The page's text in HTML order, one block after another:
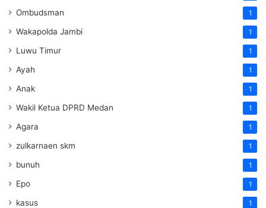
Ombudsman 1
Wakapolda Jambi 1
Luwu Timur 1
Ayah 1
Anak 1
Wakil Ketua DPRD Medan 1
Agara 1
zulkarnaen skm 1
bunuh 1
Epo 1
kasus 1